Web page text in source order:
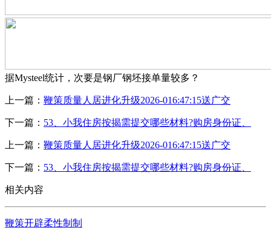
据Mysteel统计，次要是钢厂钢坯接单量较多？
上一篇： 鞭策质量人居进化升级2026-016:47:15送广交
下一篇： 53、小我住房按揭需提交哪些材料?购房身份证、
上一篇： 鞭策质量人居进化升级2026-016:47:15送广交
下一篇： 53、小我住房按揭需提交哪些材料?购房身份证、
相关内容
鞭策开辟柔性制制